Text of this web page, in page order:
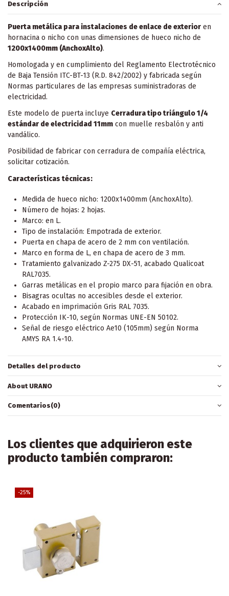
Descripción
Puerta metálica para instalaciones de enlace de exterior en
hornacina o nicho con unas dimensiones de hueco nicho de
1200x1400mm (AnchoxAlto).
Homologada y en cumplimiento del Reglamento Electrotécnico
de Baja Tensión ITC-BT-13 (R.D. 842/2002) y fabricada según
Normas particulares de las empresas suministradoras de
electricidad.
Este modelo de puerta incluye Cerradura tipo triángulo 1/4
estándar de electricidad 11mm con muelle resbalón y anti
vandálico.
Posibilidad de fabricar con cerradura de compañía eléctrica,
solicitar cotización.
Características técnicas:
Medida de hueco nicho: 1200x1400mm (AnchoxAlto).
Número de hojas: 2 hojas.
Marco: en L.
Tipo de instalación: Empotrada de exterior.
Puerta en chapa de acero de 2 mm con ventilación.
Marco en forma de L, en chapa de acero de 3 mm.
Tratamiento galvanizado Z-275 DX-51, acabado Qualicoat
RAL7035.
Garras metálicas en el propio marco para fijación en obra.
Bisagras ocultas no accesibles desde el exterior.
Acabado en imprimación Gris RAL 7035.
Protección IK-10, según Normas UNE-EN 50102.
Señal de riesgo eléctrico Ae10 (105mm) según Norma
AMYS RA 1.4-10.
Detalles del producto
About URANO
Comentarios(0)
Los clientes que adquirieron este
producto también compraron:
-25%